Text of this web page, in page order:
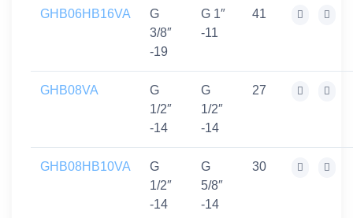
GHB06HB16VA
G
3/8″
-19
G 1″
-11
41
GHB08VA
G
1/2″
-14
G
1/2″
-14
27
GHB08HB10VA
G
1/2″
-14
G
5/8″
-14
30